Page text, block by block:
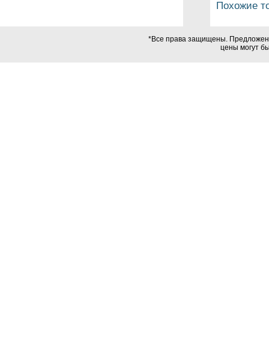
Похожие
*Все права защищены.
цены могут